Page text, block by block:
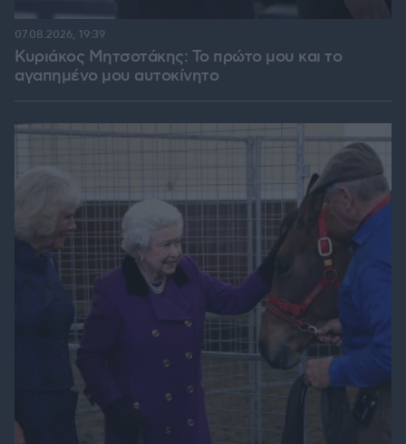
Κυριάκος Μητσοτάκης: Το πρώτο μου και το
αγαπημένο μου αυτοκίνητο
07.08.2026, 19:39